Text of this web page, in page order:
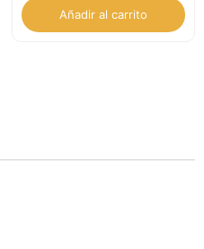
Añadir al carrito